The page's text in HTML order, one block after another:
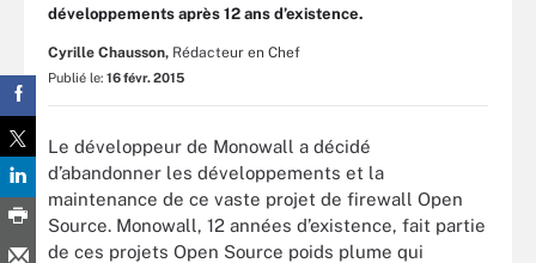
développements après 12 ans d’existence.
Cyrille Chausson, Rédacteur en Chef
Publié le: 16 févr. 2015
Le développeur de Monowall a décidé
d’abandonner les développements et la
maintenance de ce vaste projet de firewall Open
Source. Monowall, 12 années d’existence, fait partie
de ces projets Open Source poids plume qui